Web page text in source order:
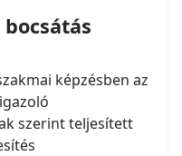
képzésben az
szerint teljesített